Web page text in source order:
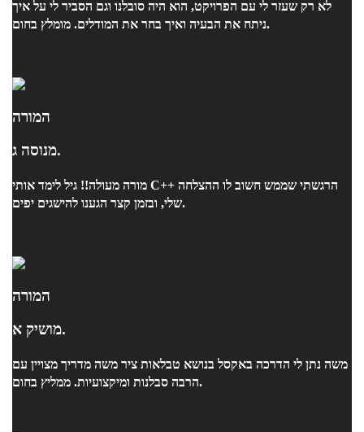
לא רק שעזר לי עם הפרויקט, הוא היה סובלנו וגם הסביר לי על איך
ניתח את הבעיה ואיך בחר את המודלים. מומלץ בחום.
המורה
מנוסה ג.
מורה מעולה!! גיל לימד אותי C++ הרגשתי שממש חשוב לו ההצלחה
שלי, ובזמן קצר הגענו להישגים יפים.
המורה
מושיק א.
משה נתן לי הדרכה באקסל בנושא טבלאות ציר משה מדריך מצויין עם
הרבה סבלנות ומיקצועיות. ממליץ בחום.